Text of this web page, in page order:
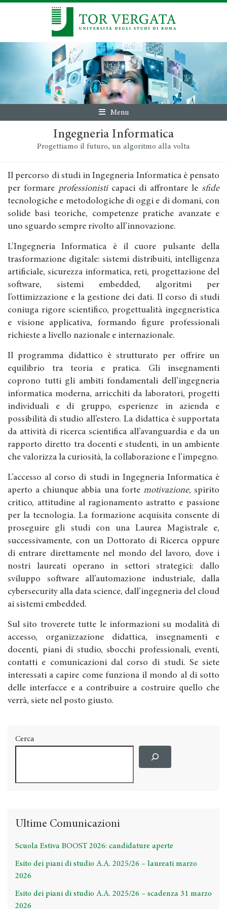
Menu
Ingegneria Informatica
Progettiamo il futuro, un algoritmo alla volta
Il percorso di studi in Ingegneria Informatica è pensato
per formare professionisticapaci di affrontare le sfide
tecnologiche e metodologiche di oggi e di domani, con
solide basi teoriche, competenze pratiche avanzate e
uno sguardo sempre rivolto all’innovazione.
L’Ingegneria Informatica è il cuore pulsante della
trasformazione digitale: sistemi distribuiti, intelligenza
artificiale, sicurezza informatica, reti, progettazione del
software, sistemi embedded, algoritmi per
l’ottimizzazione e la gestione dei dati. Il corso di studi
coniuga rigore scientifico, progettualità ingegneristica
e visione applicativa, formando figure professionali
richieste a livello nazionale e internazionale.
Il programma didattico è strutturato per offrire un
equilibrio tra teoria e pratica. Gli insegnamenti
coprono tutti gli ambiti fondamentali dell’ingegneria
informatica moderna, arricchiti da laboratori, progetti
individuali e di gruppo, esperienze in azienda e
possibilità di studio all’estero. La didattica è supportata
da attività di ricerca scientifica all’avanguardia e da un
rapporto diretto tra docenti e studenti, in un ambiente
che valorizza la curiosità, la collaborazione e l’impegno.
L’accesso al corso di studi in Ingegneria Informatica è
aperto a chiunque abbia una forte motivazione, spirito
critico, attitudine al ragionamento astratto e passione
per la tecnologia. La formazione acquisita consente di
proseguire gli studi con una Laurea Magistrale e,
successivamente, con un Dottorato di Ricerca oppure
di entrare direttamente nel mondo del lavoro, dove i
nostri laureati operano in settori strategici: dallo
sviluppo software all’automazione industriale, dalla
cybersecurity alla data science, dall’ingegneria del cloud
ai sistemi embedded.
Sul sito troverete tutte le informazioni su modalità di
accesso, organizzazione didattica, insegnamenti e
docenti, piani di studio, sbocchi professionali, eventi,
contatti e comunicazioni dal corso di studi. Se siete
interessati a capire come funziona il mondo al di sotto
delle interfacce e a contribuire a costruire quello che
verrà, siete nel posto giusto.
Cerca
Ultime Comunicazioni
Scuola Estiva BOOST 2026: candidature aperte
Esito dei piani di studio A.A. 2025/26 – laureati marzo
2026
Esito dei piani di studio A.A. 2025/26 – scadenza 31 marzo
2026